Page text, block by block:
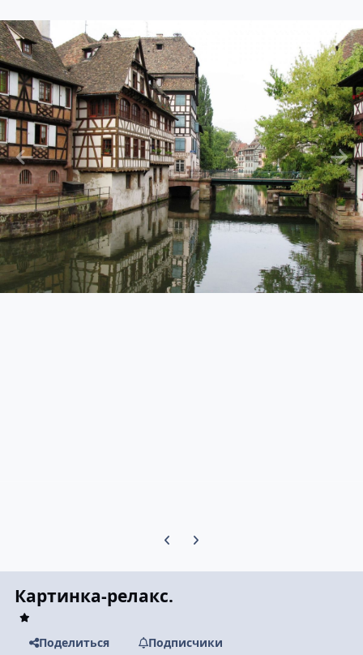
Предыдущий слайд карусели
Следующий слайд карусели
Картинка-релакс.
Поделиться
Подписчики